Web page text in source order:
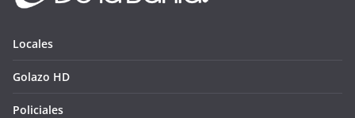
Locales
Golazo HD
Policiales